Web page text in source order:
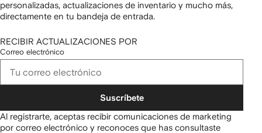
personalizadas, actualizaciones de inventario y mucho más,
directamente en tu bandeja de entrada.
RECIBIR ACTUALIZACIONES POR
Correo electrónico
Suscríbete
Al registrarte, aceptas recibir comunicaciones de marketing
por correo electrónico y reconoces que has consultaste